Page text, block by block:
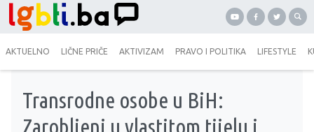
AKTUELNO LIČNE PRIČE AKTIVIZAM PRAVO I POLITIKA LIFESTYLE
Transrodne osobe u BiH:
Zarobljeni u vlastitom tijelu i